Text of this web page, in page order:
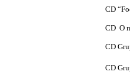
CD
CD O
CD
CD